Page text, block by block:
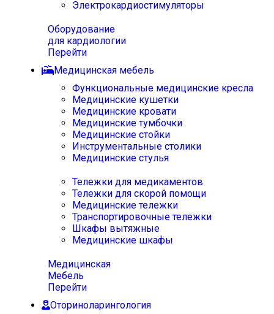
Электрокардиостимуляторы
Оборудование
для кардиологии
Перейти
Медицинская мебель
Функциональные медицинские кресла
Медицинские кушетки
Медицинские кровати
Медицинские тумбочки
Медицинские стойки
Инструментальные столики
Медицинские стулья
Тележки для медикаментов
Тележки для скорой помощи
Медицинские тележки
Транспортировочные тележки
Шкафы вытяжные
Медицинские шкафы
Медицинская
Мебель
Перейти
Оториноларингология